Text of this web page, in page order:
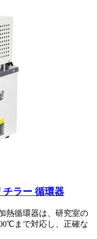
チラー 循環器
熱循環器は、研究室の
まで対応し、正確な